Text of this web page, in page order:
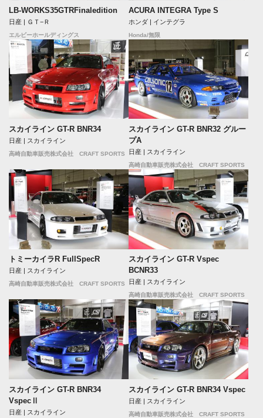
LB-WORKS35GTRFinaledition
日産 | ＧＴ−Ｒ
エルビーホールディングス
ACURA INTEGRA Type S
ホンダ | インテグラ
Honda/無限
スカイライン GT-R BNR34
日産 | スカイライン
高崎自動車販売株式会社 CRAFT SPORTS
スカイライン GT-R BNR32 グルー
プA
日産 | スカイライン
高崎自動車販売株式会社 CRAFT SPORTS
トミーカイラR FullSpecR
日産 | スカイライン
高崎自動車販売株式会社 CRAFT SPORTS
スカイライン GT-R Vspec
BCNR33
日産 | スカイライン
高崎自動車販売株式会社 CRAFT SPORTS
スカイライン GT-R BNR34
VspecⅡ
日産 | スカイライン
スカイライン GT-R BNR34 Vspec
日産 | スカイライン
高崎自動車販売株式会社 CRAFT SPORTS